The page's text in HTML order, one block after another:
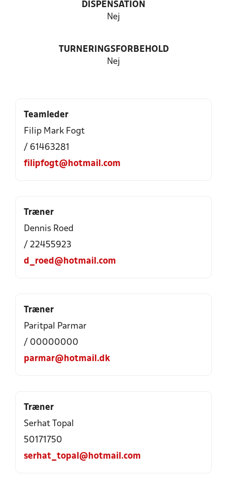
DISPENSATION
Nej
TURNERINGSFORBEHOLD
Nej
Teamleder
Filip Mark Fogt
/ 61463281
filipfogt@hotmail.com
Træner
Dennis Roed
/ 22455923
d_roed@hotmail.com
Træner
Paritpal Parmar
/ 00000000
parmar@hotmail.dk
Træner
Serhat Topal
50171750
serhat_topal@hotmail.com